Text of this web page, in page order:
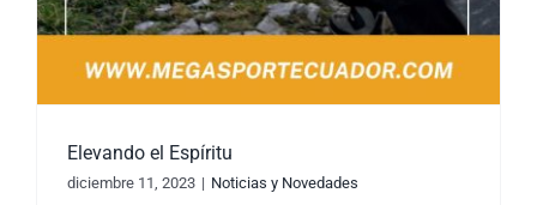
Elevando el Espíritu
diciembre 11, 2023 | Noticias y Novedades